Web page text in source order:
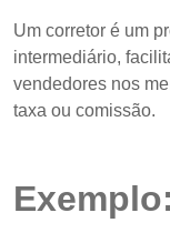
Um corretor é um
intermediário,
vendedores nos
taxa ou comissão.
Exemplo: